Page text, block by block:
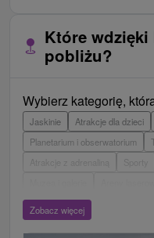
Które
pobliżu?
Wybierz kategorię,
Jaskinie Atrakcje dla dzieci
Planetarium i obserwatorium
Atrakcje z adrenaliną
Wieże obserwacyjne i chodniki
Escaperoom
Zobacz więcej